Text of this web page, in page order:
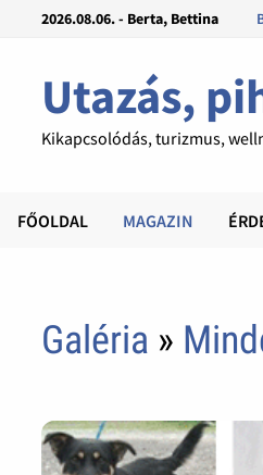
2026.08.06. - Berta, Bettina
Utazás,
Kikapcsolódás, turizmus,
FŐOLDAL MAGAZIN
Galéria »